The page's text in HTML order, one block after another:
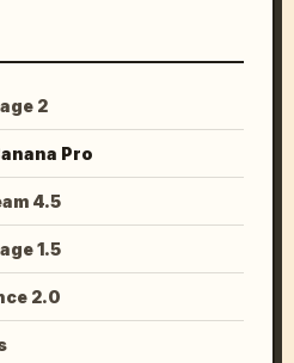
2
Pro
4.5
1.5
2.0